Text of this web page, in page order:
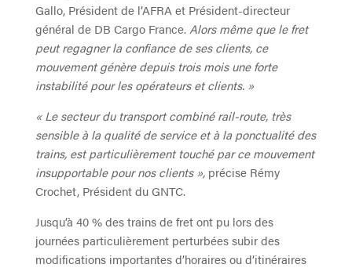
Gallo, Président de l’AFRA et Président-directeur
général de DB Cargo France. Alors même que le fret
peut regagner la confiance de ses clients, ce
mouvement génère depuis trois mois une forte
instabilité pour les opérateurs et clients. »
« Le secteur du transport combiné rail-route, très
sensible à la qualité de service et à la ponctualité des
trains, est particulièrement touché par ce mouvement
insupportable pour nos clients »,précise Rémy
Crochet, Président du GNTC.
Jusqu’à 40 % des trains de fret ont pu lors des
journées particulièrement perturbées subir des
modifications importantes d’horaires ou d’itinéraires